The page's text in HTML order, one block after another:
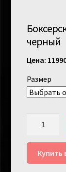
черный
Размер
Количество
ШлемКупить